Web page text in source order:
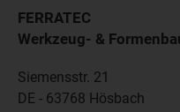
FERRATEC
Werkzeug- &
Siemensstr. 21
DE - 63768 Hösbach